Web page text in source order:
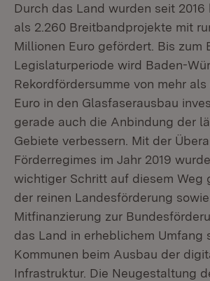
Durch das Land wurden seit 2016
als 2.260 Breitbandprojekte mit
Millionen Euro gefördert. Bis zum
Legislaturperiode wird Baden-
Rekordfördersumme von mehr
Euro in den Glasfaserausbau
gerade auch die Anbindung der
Gebiete verbessern. Mit der
Förderregimes im Jahr 2019
wichtiger Schritt auf diesem Weg
der reinen Landesförderung
Mitfinanzierung zur
das Land in erheblichem Umfang
Kommunen beim Ausbau der
Infrastruktur. Die Neugestaltung